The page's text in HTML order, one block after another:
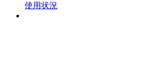
使用状況